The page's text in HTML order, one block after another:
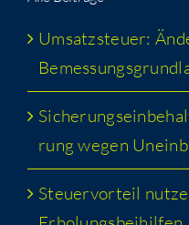
Umsatz­steu­er:
rung wegen
Steu­er­vor­teil